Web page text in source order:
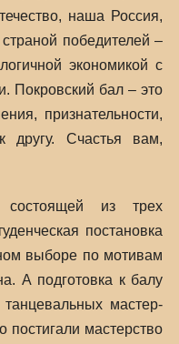
наша Россия,
победителей –
экономикой с
Покровский бал – это
признательности,
Счастья вам,
состоящей из трех
постановка
выборе по мотивам
А подготовка к балу
мастер-
постигали мастерство